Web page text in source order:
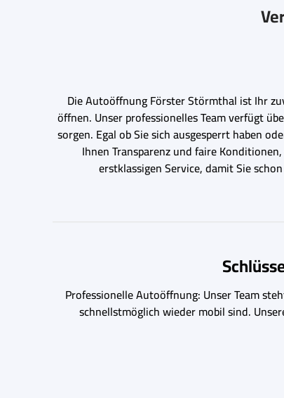
Die Autoöffnung Förster Störmthal ist Ihr
öffnen. Unser professionelles Team verfügt
sorgen. Egal ob Sie sich ausgesperrt haben
Ihnen Transparenz und faire
erstklassigen Service, damit Sie
Professionelle Autoöffnung: Unser Team
schnellstmöglich wieder mobil sind.